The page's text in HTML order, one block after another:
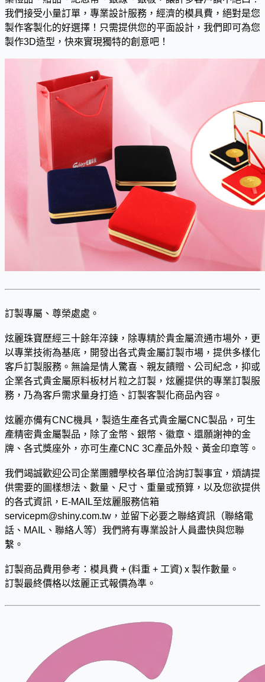
我們接受小量訂單，專業設計服務，經濟的模具費，絕對是您
製作客製化的好選擇！只需提供您的平面設計，我們即可為您
製作3D造型，快來實現獨特的創意吧！
訂製專屬、尊榮處處。
炫麗珠寶歷經三十餘年淬鍊，除專精於貴金屬流通市場外，更
以專業技術為基底，開發出各式貴金屬訂製市場，提供多樣化
客戶訂製服務。無論是情人驚喜、親友饋贈、公司紀念，抑或
企業各式貴金屬原料板材片粒之訂製，炫麗提供的專業訂製服
務，乃為客戶需求量身打造、訂製客製化商品內容。
炫麗亦備有CNC機具，製造生產各式貴金屬CNC製品，可生
產精密貴金屬製品，除了金幣、銀幣、徽章、還願謝神的金
牌、各式獎座外，亦可生產CNC 3C產品外殼、黃金印章等。
我們竭誠歡迎公司企業團體學校各單位洽詢訂製事宜，煩請提
供需要的圖樣想法、數量、尺寸、重量或預算，以及您欲提供
的各式資訊，E-MAIL至炫麗服務信箱
servicepm@shiny.com.tw，並留下必要之聯絡資訊（聯絡電
話、MAIL、聯絡人等）我們將有專業設計人員盡快與您聯
繫。
訂製商品費用參考：模具費 + (料重 + 工資) x 製作數量。
訂製最終價格以炫麗正式報價為準。